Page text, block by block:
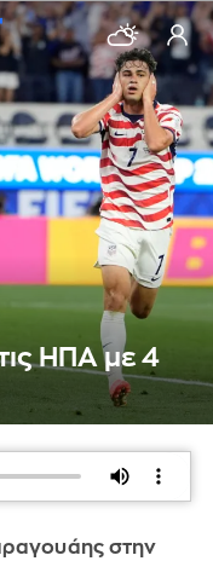
ΗΠΑ με 4
στην